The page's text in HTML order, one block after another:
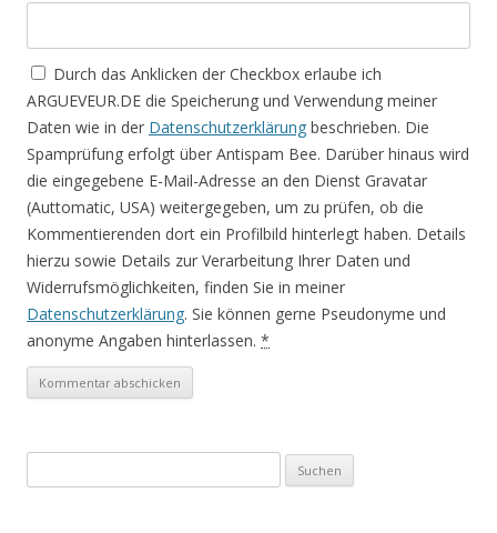
Durch das Anklicken der Checkbox erlaube ich
ARGUEVEUR.DE die Speicherung und Verwendung meiner
Daten wie in der Datenschutzerklärung beschrieben. Die
Spamprüfung erfolgt über Antispam Bee. Darüber hinaus wird
die eingegebene E-Mail-Adresse an den Dienst Gravatar
(Auttomatic, USA) weitergegeben, um zu prüfen, ob die
Kommentierenden dort ein Profilbild hinterlegt haben. Details
hierzu sowie Details zur Verarbeitung Ihrer Daten und
Widerrufsmöglichkeiten, finden Sie in meiner
Datenschutzerklärung. Sie können gerne Pseudonyme und
anonyme Angaben hinterlassen. *
u